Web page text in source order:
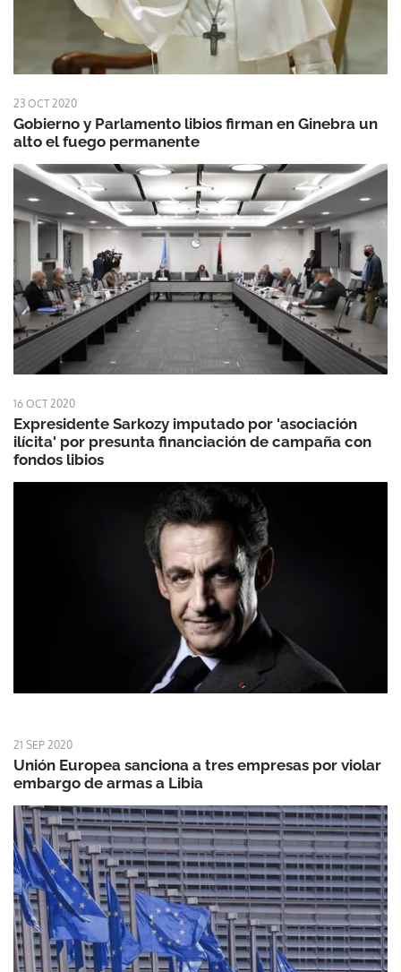
23 OCT 2020
Gobierno y Parlamento libios firman en Ginebra un
alto el fuego permanente
16 OCT 2020
Expresidente Sarkozy imputado por 'asociación
ilícita' por presunta financiación de campaña con
fondos libios
21 SEP 2020
Unión Europea sanciona a tres empresas por violar
embargo de armas a Libia